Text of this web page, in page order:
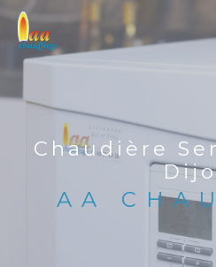
Chaudière
AA
Panneau de gestion des